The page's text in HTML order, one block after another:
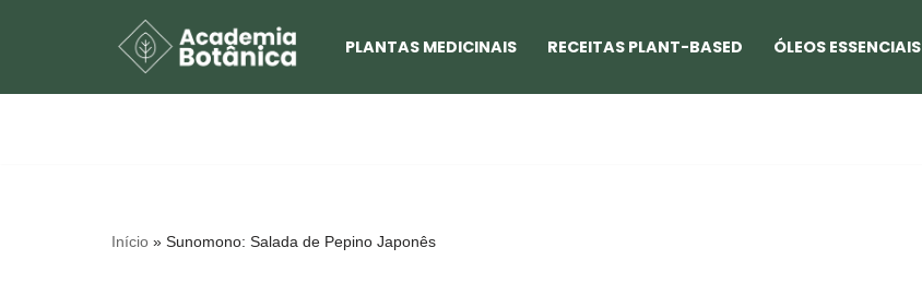
para
PLANTAS MEDICINAIS RECEITAS PLANT-BASED ÓLEOS ESSENCIAIS
Início » Sunomono: Salada de Pepino Japonês